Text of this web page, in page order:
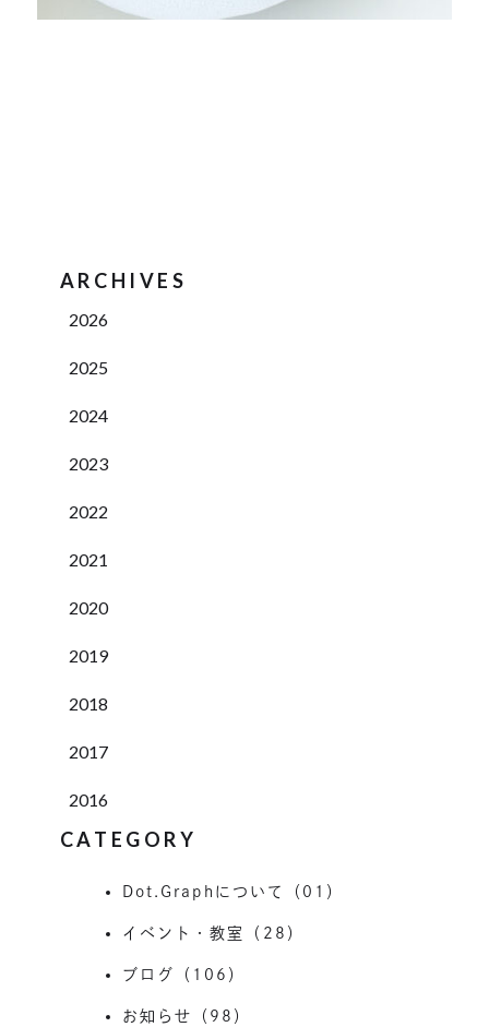
ARCHIVES
2026
2025
2024
2023
2022
2021
2020
2019
2018
2017
2016
CATEGORY
Dot.Graphについて（01）
イベント・教室（28）
ブログ（106）
お知らせ（98）